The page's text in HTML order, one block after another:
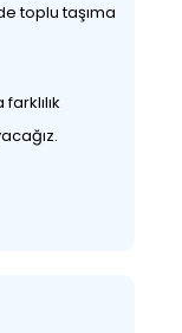
toplu taşıma